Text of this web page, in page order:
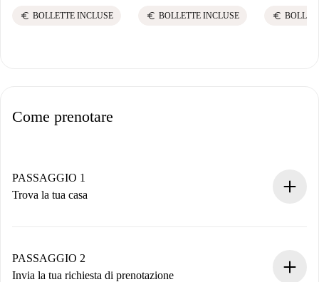
euro BOLLETTE INCLUSE euro BOLLETTE INCLUSE euro
Come prenotare
PASSAGGIO 1
Trova la tua casa
Hai tutte le informazioni necessarie in anticipo.
PASSAGGIO 2
Invia la tua richiesta di prenotazione